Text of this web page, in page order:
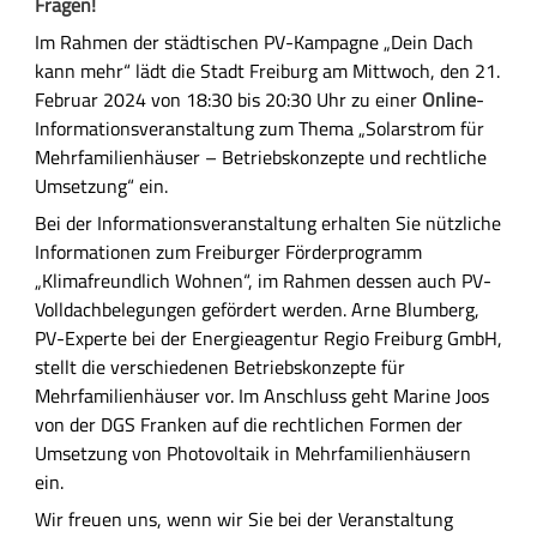
ü
h
r
l
i
c
e
B
e
s
c
h
r
e
i
b
u
Im Rahmen der städtischen PV-Kampagne „Dein Dach
kann mehr“ lädt die Stadt Freiburg am Mittwoch, den 21.
Februar 2024 von 18:30 bis 20:30 Uhr zu einer Online-
Informationsveranstaltung zum Thema „Solarstrom für
Mehrfamilienhäuser – Betriebskonzepte und rechtliche
Umsetzung“ ein.
Bei der Informationsveranstaltung erhalten Sie nützliche
Informationen zum Freiburger Förderprogramm
„Klimafreundlich Wohnen“, im Rahmen dessen auch PV-
Volldachbelegungen gefördert werden. Arne Blumberg,
PV-Experte bei der Energieagentur Regio Freiburg GmbH,
stellt die verschiedenen Betriebskonzepte für
Mehrfamilienhäuser vor. Im Anschluss geht Marine Joos
von der DGS Franken auf die rechtlichen Formen der
Umsetzung von Photovoltaik in Mehrfamilienhäusern
ein.
Wir freuen uns, wenn wir Sie bei der Veranstaltung